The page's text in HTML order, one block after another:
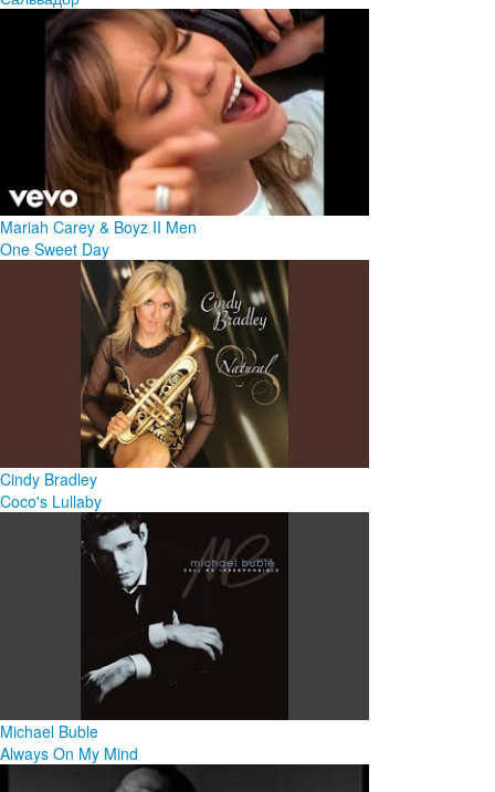
Mariah Carey & Boyz II Men
One Sweet Day
Cindy Bradley
Coco's Lullaby
Michael Buble
Always On My Mind